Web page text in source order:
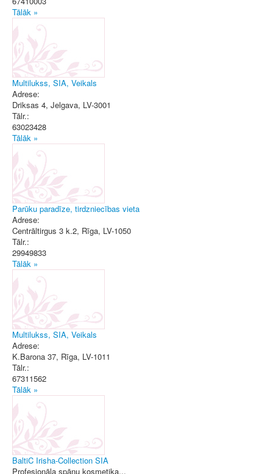
Tālāk »
Multilukss, SIA, Veikals
Adrese:
Driksas 4, Jelgava, LV-3001
Tālr.:
63023428
Tālāk »
Parūku paradīze, tirdzniecības vieta
Adrese:
Centrāltirgus 3 k.2, Rīga, LV-1050
Tālr.:
29949833
Tālāk »
Multilukss, SIA, Veikals
Adrese:
K.Barona 37, Rīga, LV-1011
Tālr.:
67311562
Tālāk »
BaltiC Irisha-Collection SIA
Profesionāla spāņu kosmetika...